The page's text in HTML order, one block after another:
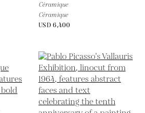
Céramique
Céramique
USD 6,400